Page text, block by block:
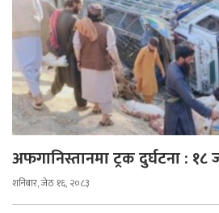
अफगानिस्तानमा ट्रक दुर्घटना :
शनिबार, जेठ १६, २०८३